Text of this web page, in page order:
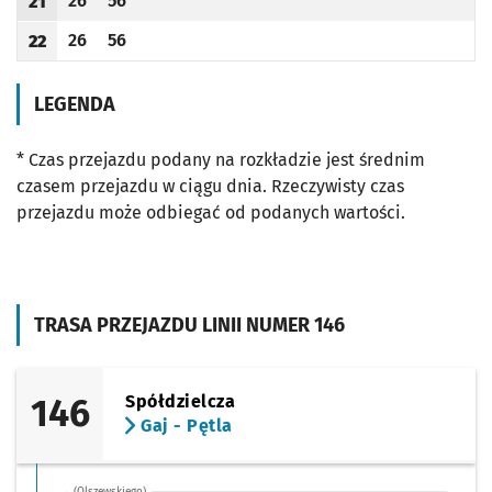
TRASA PRZEJAZDU LINII NUMER 146
146
Spółdzielcza
Gaj - Pętla
Godzina odjazdu
Odjazd
minut po godzinie 21
Odjazd
minut po godzinie 21
Godzina odjazdu
22
Odjazd
26
minut po godzinie 22
Odjazd
56
minut po godzinie 22
LEGENDA
* Czas przejazdu podany na rozkładzie jest średnim
czasem przejazdu w ciągu dnia. Rzeczywisty czas
przejazdu może odbiegać od podanych wartości.